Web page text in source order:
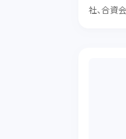
社、合資